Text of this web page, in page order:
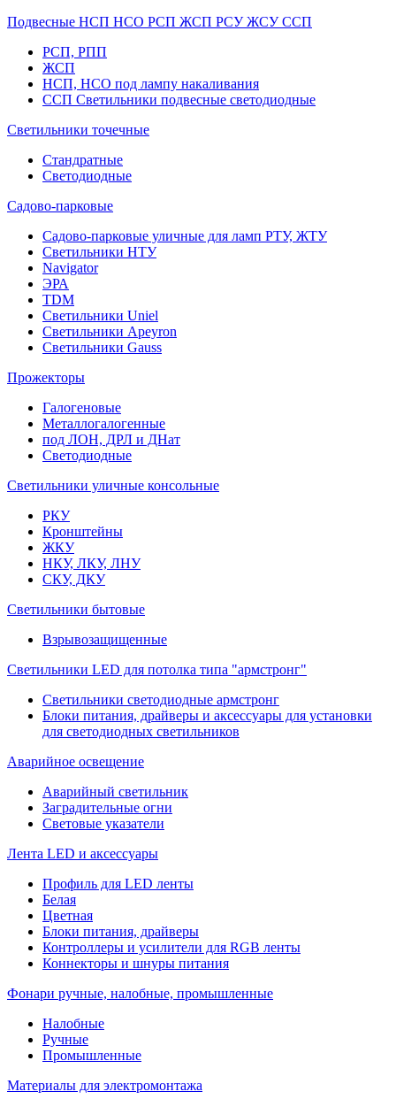
Подвесные НСП НСО РСП ЖСП РСУ ЖСУ ССП
РСП, РПП
ЖСП
НСП, НСО под лампу накаливания
ССП Светильники подвесные светодиодные
Светильники точечные
Стандратные
Светодиодные
Садово-парковые
Садово-парковые уличные для ламп РТУ, ЖТУ
Светильники НТУ
Navigator
ЭРА
TDM
Светильники Uniel
Светильники Apeyron
Светильники Gauss
Прожекторы
Галогеновые
Металлогалогенные
под ЛОН, ДРЛ и ДНат
Светодиодные
Светильники уличные консольные
РКУ
Кронштейны
ЖКУ
НКУ, ЛКУ, ЛНУ
СКУ, ДКУ
Светильники бытовые
Взрывозащищенные
Светильники LED для потолка типа "армстронг"
Светильники светодиодные армстронг
Блоки питания, драйверы и аксессуары для установки
для светодиодных светильников
Аварийное освещение
Аварийный светильник
Заградительные огни
Световые указатели
Лента LED и аксессуары
Профиль для LED ленты
Белая
Цветная
Блоки питания, драйверы
Контроллеры и усилители для RGB ленты
Коннекторы и шнуры питания
Фонари ручные, налобные, промышленные
Налобные
Ручные
Промышленные
Материалы для электромонтажа